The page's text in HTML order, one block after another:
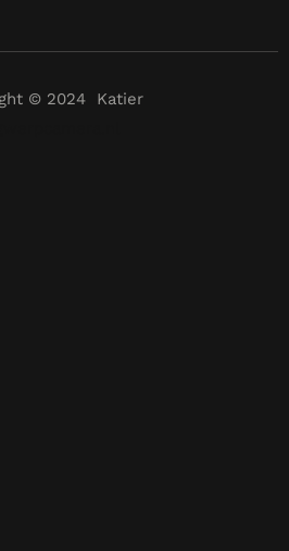
© 2024 Katier